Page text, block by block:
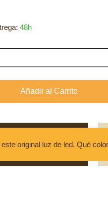
48h
original luz de led. Qué